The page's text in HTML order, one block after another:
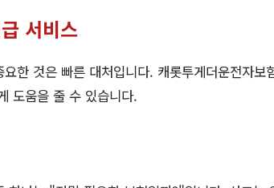
서비스
한 것은 빠른 대처입니다. 캐롯투게더운전자
도움을 줄 수 있습니다.